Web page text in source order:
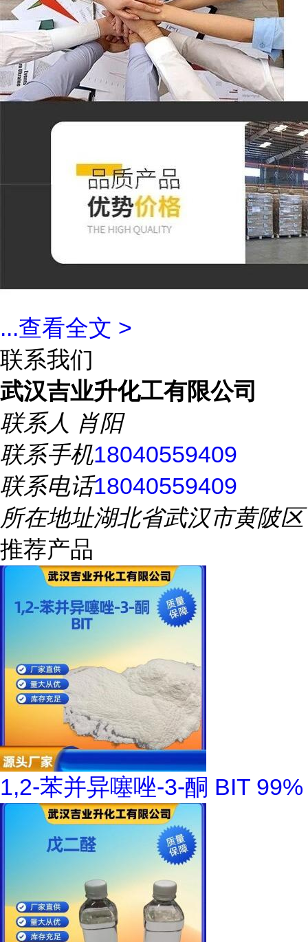
...查看全文 >
联系我们
武汉吉业升化工有限公司
联系人 肖阳
联系手机18040559409
联系电话18040559409
所在地址湖北省武汉市黄陂区
推荐产品
1,2-苯并异噻唑-3-酮 BIT 99%